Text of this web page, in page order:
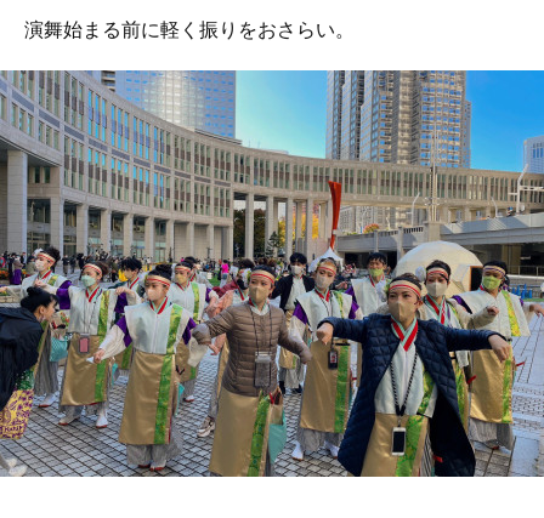
演舞始まる前に軽く振りをおさらい。